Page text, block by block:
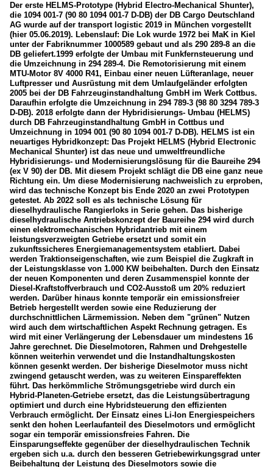
Der erste HELMS-Prototype (Hybrid Electro-Mechanical Shunter),
die 1094 001-7 (90 80 1094 001-7 D-DB) der DB Cargo Deutschland
AG wurde auf der transport logistic 2019 in München vorgestellt
(hier 05.06.2019). Lebenslauf: Die Lok wurde 1972 bei MaK in Kiel
unter der Fabriknummer 1000589 gebaut und als 290 289-8 an die
DB geliefert.1999 erfolgte der Umbau mit Funkfernsteuerung und
die Umzeichnung in 294 289-4. Die Remotorisierung mit einem
MTU-Motor 8V 4000 R41, Einbau einer neuen Lüfteranlage, neuer
Luftpresser und Ausrüstung mit dem Umlaufgeländer erfolgten
2005 bei der DB Fahrzeuginstandhaltung GmbH im Werk Cottbus.
Daraufhin erfolgte die Umzeichnung in 294 789-3 (98 80 3294 789-3
D-DB). 2018 erfolgte dann der Hybridisierungs- Umbau (HELMS)
durch DB Fahrzeuginstandhaltung GmbH in Cottbus und
Umzeichnung in 1094 001 (90 80 1094 001-7 D-DB). HELMS ist ein
neuartiges Hybridkonzept: Das Projekt HELMS (Hybrid Electronic
Mechanical Shunter) ist das neue und umweltfreundliche
Hybridisierungs- und Modernisierungslösung für die Baureihe 294
(ex V 90) der DB. Mit diesem Projekt schlägt die DB eine ganz neue
Richtung ein. Um diese Modernisierung nachweislich zu erproben,
wird das technische Konzept bis Ende 2020 an zwei Prototypen
getestet. Ab 2022 soll es als technische Lösung für
dieselhydraulische Rangierloks in Serie gehen. Das bisherige
dieselhydraulische Antriebskonzept der Baureihe 294 wird durch
einen elektromechanischen Hybridantrieb mit einem
leistungsverzweigten Getriebe ersetzt und somit ein
zukunftssicheres Energiemanagementsystem etabliert. Dabei
werden Traktionseigenschaften, wie zum Beispiel die Zugkraft in
der Leistungsklasse von 1.000 KW beibehalten. Durch den Einsatz
der neuen Komponenten und deren Zusammenspiel konnte der
Diesel-Kraftstoffverbrauch und CO2-Ausstoß um 20% reduziert
werden. Darüber hinaus konnte temporär ein emissionsfreier
Betrieb hergestellt werden sowie eine Reduzierung der
durchschnittlichen Lärmemission. Neben dem "grünen" Nutzen
wird auch dem wirtschaftlichen Aspekt Rechnung getragen. Es
wird mit einer Verlängerung der Lebensdauer um mindestens 16
Jahre gerechnet. Die Dieselmotoren, Rahmen und Drehgestelle
können weiterhin verwendet und die Instandhaltungskosten
können gesenkt werden. Der bisherige Dieselmotor muss nicht
zwingend getauscht werden, was zu weiteren Einspareffekten
führt. Das herkömmliche Strömungsgetriebe wird durch ein
Hybrid-Planeten-Getriebe ersetzt, das die Leistungsübertragung
optimiert und durch eine Hybridsteuerung den effizienten
Verbrauch ermöglicht. Der Einsatz eines Li-Ion Energiespeichers
senkt den hohen Leerlaufanteil des Dieselmotors und ermöglicht
sogar ein temporär emissionsfreies Fahren. Die
Einsparungseffekte gegenüber der dieselhydraulischen Technik
ergeben sich u.a. durch den besseren Getriebewirkungsgrad unter
Beibehaltung der Leistung des Dieselmotors sowie die